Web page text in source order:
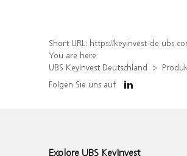
Short URL: https://keyinvest-de.ubs.com/produkt/detail/index/isin/
You are here:
UBS KeyInvest Deutschland
Folgen Sie uns auf
Explore UBS KeyInvest